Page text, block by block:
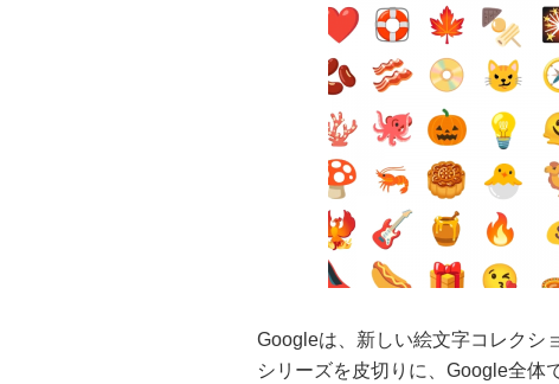
Googleは、新しい絵文字コレクシ
シリーズを皮切りに、Google全体